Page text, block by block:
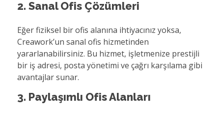
2. Sanal Ofis Çözümleri
Eğer fiziksel bir ofis alanına ihtiyacınız yoksa,
Creawork’un sanal ofis hizmetinden
yararlanabilirsiniz. Bu hizmet, işletmenize prestijli
bir iş adresi, posta yönetimi ve çağrı karşılama gibi
avantajlar sunar.
3. Paylaşımlı Ofis Alanları